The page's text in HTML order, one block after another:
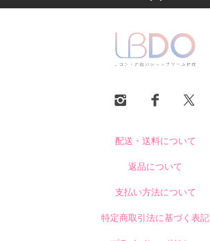
配送・送料について
返品について
支払い方法について
特定商取引法に基づく表記